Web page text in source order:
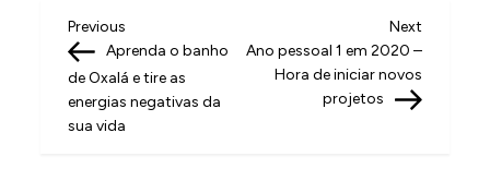
N
a
v
e
Previous
Post
Previous
Aprenda o banho
de Oxalá e tire as
energias negativas da
sua vida
Next
Post
Next
Ano pessoal 1 em 2020 –
Hora de iniciar novos
projetos